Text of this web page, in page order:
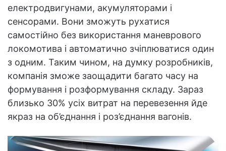
електродвигунами, акумуляторами і
сенсорами. Вони зможуть рухатися
самостійно без використання маневрового
локомотива і автоматично зчіплюватися один
з одним. Таким чином, на думку розробників,
компанія зможе заощадити багато часу на
формування і розформування складу. Зараз
близько 30% усіх витрат на перевезення йде
якраз на об’єднання і роз’єднання вагонів.